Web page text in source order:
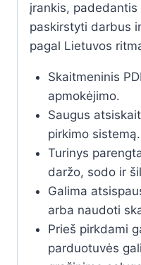
įrankis,
paskirstyti darbus
pagal Lietuvos
Skaitmeninis
apmokėjimo.
Saugus
pirkimo sistemą.
Turinys
daržo, sodo ir
Galima
arba naudoti
Prieš pirkdami
parduotuvės